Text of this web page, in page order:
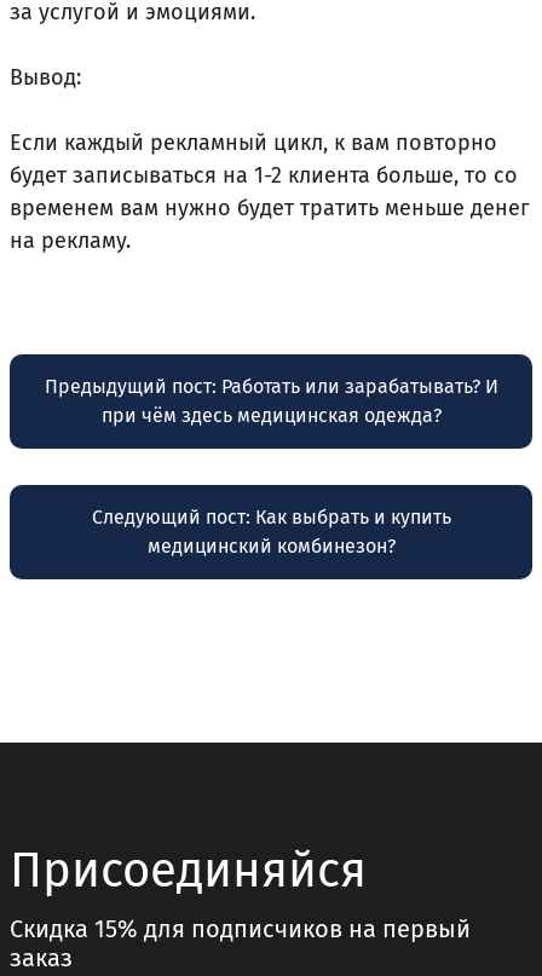
за услугой и эмоциями.
Вывод:
Если каждый рекламный цикл, к вам повторно
будет записываться на 1-2 клиента больше, то со
временем вам нужно будет тратить меньше денег
на рекламу.
Навигация
по
записям
Предыдущий пост: Работать или зарабатывать? И
при чём здесь медицинская одежда?
Следующий пост: Как выбрать и купить
медицинский комбинезон?
Присоединяйся
Скидка 15% для подписчиков на первый
заказ